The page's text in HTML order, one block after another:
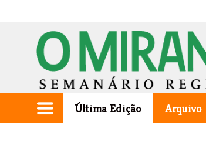
Última Edição Arquivo